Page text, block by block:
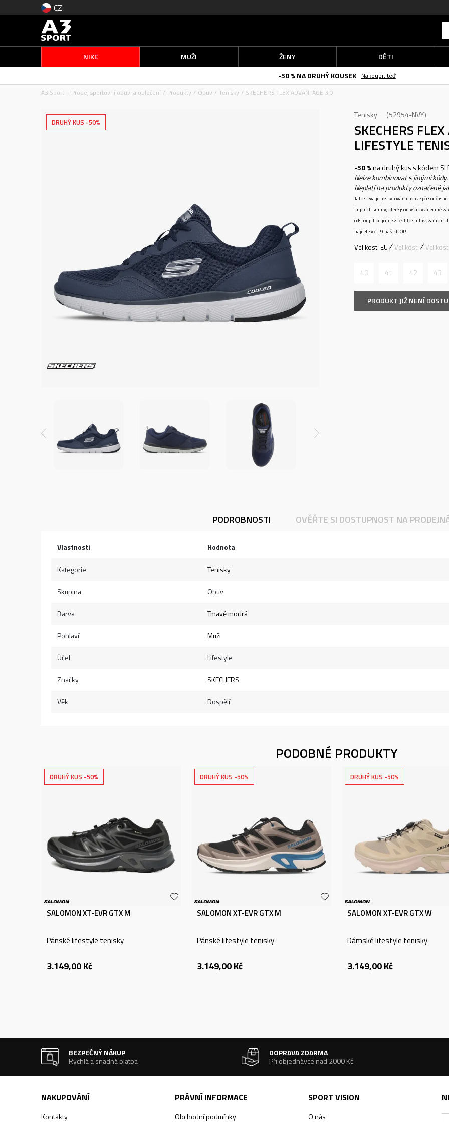
CZ
NIKE MUŽI ŽENY
DĚTI
-50 % NA DRUHÝ KOUSEK
Nakoupit teď
A3 Sport – Prodej sportovní obuvi a oblečení
Produkty Obuv Tenisky SKECHERS FLEX ADVANTAGE 3.0
DRUHÝ KUS -50%
Tenisky 52954-NVY
SKECHERS
LIFESTYLE
-50 %na druhý kus s kódem
Nelze kombinovat s jinými kódy.
Neplatí na produkty označené
Tato sleva je poskytována pouze při
kupních smluv, které jsou však vzájemně
odstoupit od jedné z těchto smluv, zaniká i
najdete v čl. 9 našich OP.
Velikosti EU Velikosti
40 41 42 43
PRODUKT JIŽ NENÍ
PODROBNOSTI OVĚŘTE SI DOSTUPNOST NA
Vlastnosti Hodnota
Kategorie Tenisky
Skupina Obuv
Barva Tmavě modrá
Pohlaví Muži
Účel Lifestyle
Značky SKECHERS
Věk Dospělí
PODOBNÉ PRODUKTY
DRUHÝ KUS -50%
SALOMON XT-EVR GTX M
Pánské lifestyle tenisky
3.149,00Kč
DRUHÝ KUS -50%
SALOMON XT-EVR GTX M
Pánské lifestyle tenisky
3.149,00Kč
DRUHÝ KUS -50%
SALOMON XT-EVR GTX W
Dámské lifestyle tenisky
3.149,00Kč
BEZPEČNÝ NÁKUP
Rychlá a snadná platba
DOPRAVA ZDARMA
Při objednávce nad 2000 Kč
NAKUPOVÁNÍ
Kontakty
PRÁVNÍ INFORMACE
Obchodní podmínky
SPORT VISION
O nás